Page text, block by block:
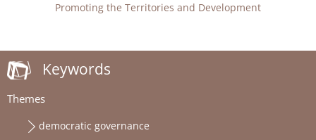
Promoting the Territories and Development
Keywords
Themes
democratic governance